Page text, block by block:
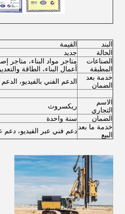
البند
القيمة
الحالة
جديد
الصناعات
المطبقة
متاجر مواد البناء، متاجر
أعمال البناء، الطاقة
خدمة بعد
الضمان
الدعم الفني بالفيديو،
الاسم
التجاري
ريكسروث
الضمان
سنة واحدة
خدمة ما بعد
البيع
دعم فني عبر الفيديو، دعم